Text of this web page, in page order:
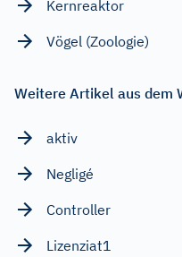
Kernreaktor
Vögel (Zoologie)
Weitere Artikel aus dem
aktiv
Negligé
Controller
Lizenziat1